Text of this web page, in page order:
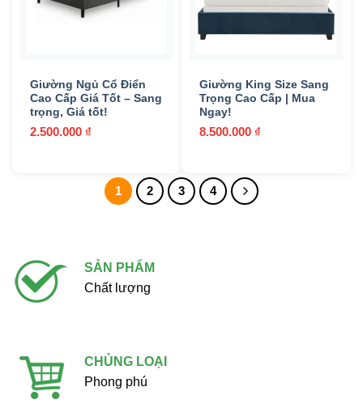
Giường Ngủ Cổ Điển
Cao Cấp Giá Tốt – Sang
trọng, Giá tốt!
2.500.000 ₫
Giường King Size Sang
Trọng Cao Cấp | Mua
Ngay!
8.500.000 ₫
1 2 3 4
SẢN PHẨM
Chất lượng
CHỦNG LOẠI
Phong phú